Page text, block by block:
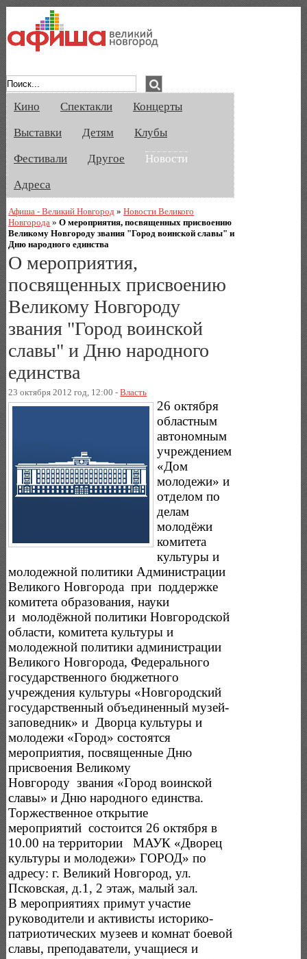
Кино Спектакли
Концерты
Выставки
Детям
Клубы
Фестивали
Другое
Новости
Адреса
Афиша - Великий Новгород »Новости Великого
Новгорода »О мероприятия, посвященных присвоению
Великому Новгороду звания "Город воинской славы" и
Дню народного единства
О мероприятия,
посвященных присвоению
Великому Новгороду
звания "Город воинской
славы" и Дню народного
единства
23 октября 2012 год, 12:00 -Власть
26 октября
областным
автономным
учреждением
«Дом
молодежи» и
отделом по
делам
молодёжи
комитета
культуры и
молодежной политики Администрации
Великого Новгорода при поддержке
комитета образования, науки
и молодёжной политики Новгородской
области, комитета культуры и
молодежной политики администрации
Великого Новгорода, Федерального
государственного бюджетного
учреждения культуры «Новгородский
государственный объединенный музей-
заповедник» и Дворца культуры и
молодежи «Город» состоятся
мероприятия, посвященные Дню
присвоения Великому
Новгороду звания «Город воинской
славы» и Дню народного единства.
Торжественное открытие
мероприятий состоится 26 октября в
10.00 на территории МАУК «Дворец
культуры и молодежи» ГОРОД» по
адресу: г. Великий Новгород, ул.
Псковская, д.1, 2 этаж, малый зал.
В мероприятиях примут участие
руководители и активисты историко-
патриотических музеев и комнат боевой
славы, преподаватели, учащиеся и